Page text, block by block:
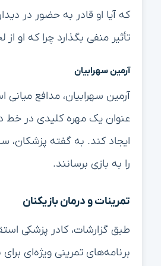
که آیا او قادر به حضور در
تأثیر منفی بگذارد چرا که او
آرمین سهرابیان
آرمین سهرابیان، مدافع میانی
عنوان یک مهره کلیدی در خط
ایجاد کند. به گفته پزشکان،
را به بازی برسانند.
تمرینات و درمان بازیکنان
طبق گزارشات، کادر پزشکی
برنامه‌های تمرینی ویژه‌ای